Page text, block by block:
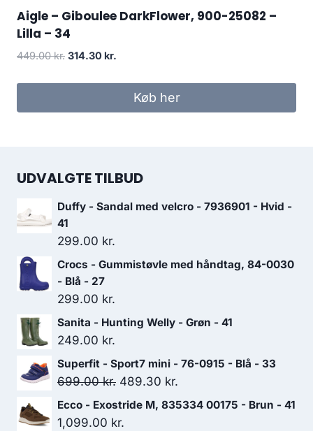
Aigle – Giboulee DarkFlower, 900-25082 –
Lilla – 34
449.00kr. Den
pris
314.30 kr.
pris
Køb her
UDVALGTE TILBUD
Duffy - Sandal med velcro - 7936901 - Hvid -
41
299.00 kr.
Crocs - Gummistøvle med håndtag, 84-0030
- Blå - 27
299.00 kr.
Sanita - Hunting Welly - Grøn - 41
249.00 kr.
Superfit - Sport7 mini - 76-0915 - Blå - 33
699.00kr. Den
oprindelige
pris
489.30 kr.
aktuelle
Ecco - Exostride M, 835334 00175 - Brun - 41
1,099.00 kr.